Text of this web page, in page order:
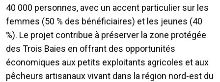
40 000 personnes, avec un accent particulier sur les
femmes (50 % des bénéficiaires) et les jeunes (40
%). Le projet contribue à préserver la zone protégée
des Trois Baies en offrant des opportunités
économiques aux petits exploitants agricoles et aux
pêcheurs artisanaux vivant dans la région nord-est du